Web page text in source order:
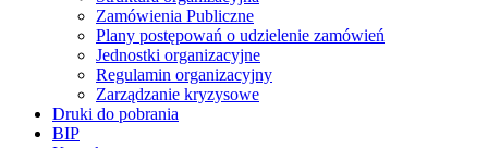
Zamówienia Publiczne
Plany postępowań o udzielenie zamówień
Jednostki organizacyjne
Regulamin organizacyjny
Zarządzanie kryzysowe
Druki do pobrania
BIP